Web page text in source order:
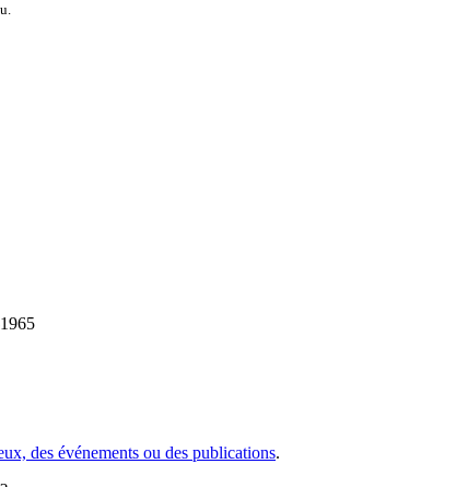
des événements ou des publications.